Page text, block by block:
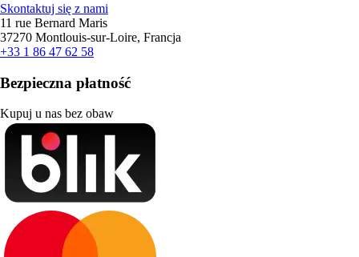
Skontaktuj się z nami
11 rue Bernard Maris
37270 Montlouis-sur-Loire, Francja
+33 1 86 47 62 58
Bezpieczna płatność
Kupuj u nas bez obaw